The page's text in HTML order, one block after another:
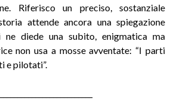
Riferisco un preciso, sostanziale
attende ancora una spiegazione
ne diede una subito, enigmatica ma
non usa a mosse avventate: “I parti
e pilotati”.